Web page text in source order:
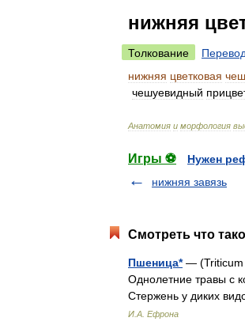
нижняя
Толкование
Перевод
нижняя цветковая
чешуевидный
Анатомия и морфология
Игры ⚽
Нужен
нижняя завязь
Смотреть что
Пшеница*— (Triticum
Однолетние травы с
Стержень у диких
И.А. Ефрона